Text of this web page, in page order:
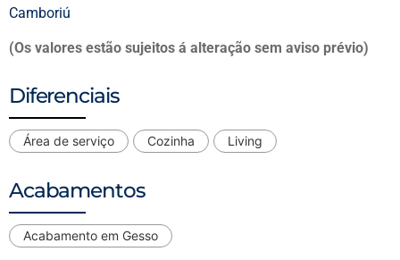
Camboriú
(Os valores estão sujeitos á alteração sem aviso prévio)
Diferenciais
Área de serviço Cozinha Living
Acabamentos
Acabamento em Gesso